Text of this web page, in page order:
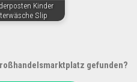
Kinder
Slip
gefunden?